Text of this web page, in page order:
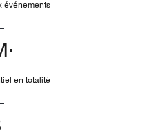
événements
en totalité